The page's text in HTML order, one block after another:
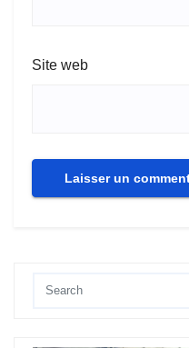
Site web